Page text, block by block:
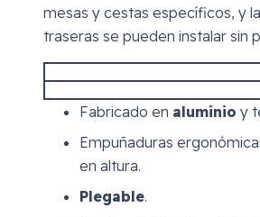
mesas y cestas específicos, y
traseras se pueden instalar sin
Fabricado en aluminio y
Empuñaduras
en altura.
Plegable.